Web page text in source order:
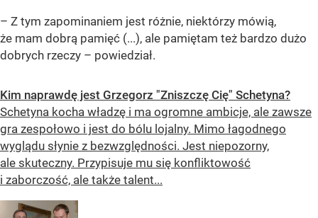
– Z tym zapominaniem jest różnie, niektórzy mówią,
że mam dobrą pamięć (...), ale pamiętam też bardzo dużo
dobrych rzeczy – powiedział.
Kim naprawdę jest Grzegorz "Zniszczę Cię" Schetyna?
Schetyna kocha władzę i ma ogromne ambicje, ale zawsze
gra zespołowo i jest do bólu lojalny. Mimo łagodnego
wyglądu słynie z bezwzględności. Jest niepozorny,
ale skuteczny. Przypisuje mu się konfliktowość
i zaborczość, ale także talent...